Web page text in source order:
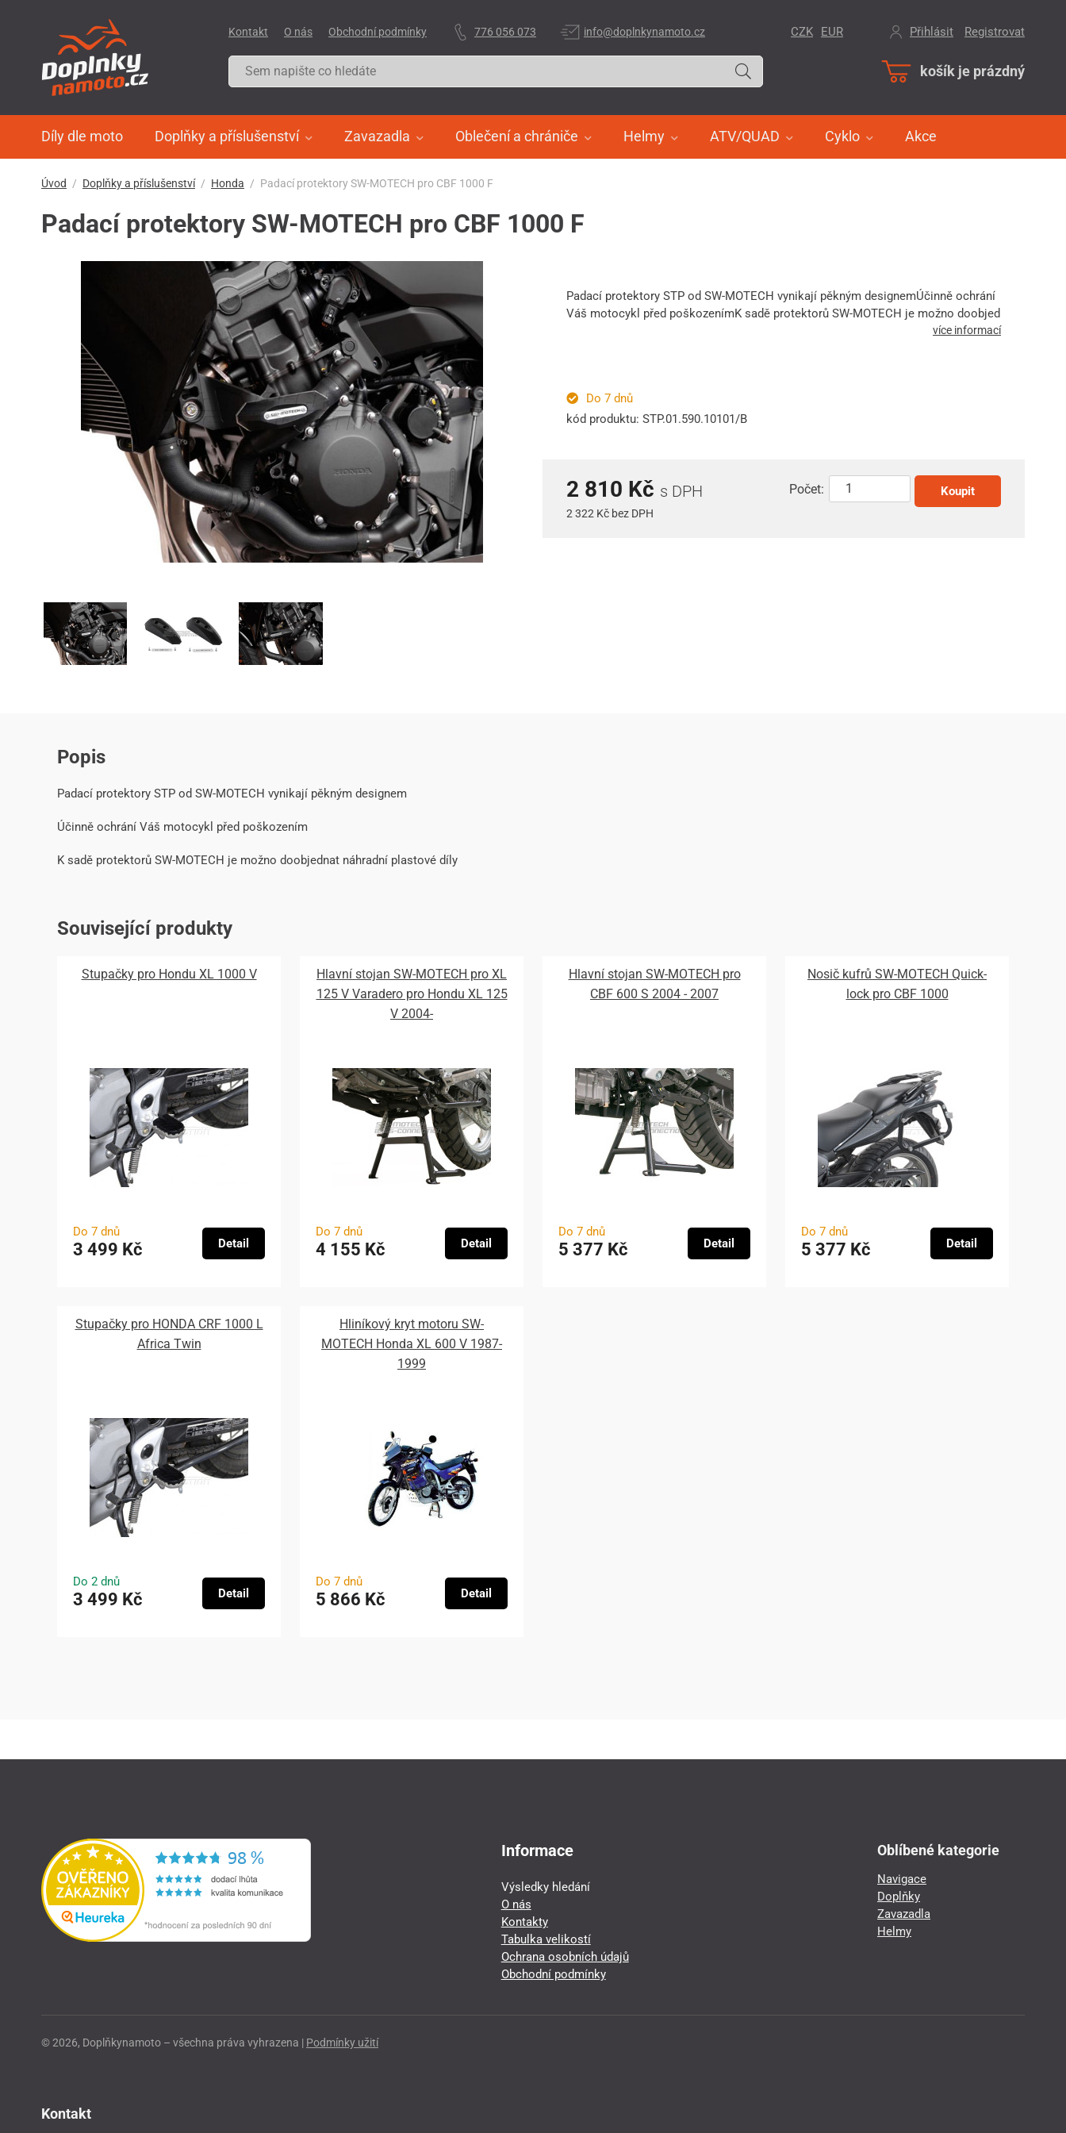
košík je prázdný
Díly dle moto Doplňky a příslušenství Zavazadla Oblečení a chrániče Helmy ATV/QUAD Cyklo Akce
CZK EUR Přihlásit Registrovat
Kontakt O nás Obchodní podmínky 776 056 073 info@doplnkynamoto.cz
Úvod Doplňky a příslušenství Honda Padací protektory SW-MOTECH pro CBF 1000 F
Padací protektory SW-MOTECH pro CBF 1000 F
Padací protektory STP od SW-MOTECH vynikají pěkným designemÚčinně ochrání
Váš motocykl před poškozenímK sadě protektorů SW-MOTECH je možno doobjed
více informací
Do 7 dnů
kód produktu: STP.01.590.10101/B
2 810 Kč s DPH
2 322 Kč bez DPH
Počet: Koupit
Popis
Padací protektory STP od SW-MOTECH vynikají pěkným designem
Účinně ochrání Váš motocykl před poškozením
K sadě protektorů SW-MOTECH je možno doobjednat náhradní plastové díly
Související produkty
Stupačky pro Hondu XL 1000 V
Do 7 dnů
3 499 Kč Detail
Hlavní stojan SW-MOTECH pro XL
125 V Varadero pro Hondu XL 125
V 2004-
Do 7 dnů
4 155 Kč Detail
Hlavní stojan SW-MOTECH pro
CBF 600 S 2004 - 2007
Do 7 dnů
5 377 Kč Detail
Nosič kufrů SW-MOTECH Quick-
lock pro CBF 1000
Do 7 dnů
5 377 Kč Detail
Stupačky pro HONDA CRF 1000 L
Africa Twin
Do 2 dnů
3 499 Kč Detail
Hliníkový kryt motoru SW-
MOTECH Honda XL 600 V 1987-
1999
Do 7 dnů
5 866 Kč Detail
Informace
Výsledky hledání
O nás
Kontakty
Tabulka velikostí
Ochrana osobních údajů
Obchodní podmínky
Oblíbené kategorie
Navigace
Doplňky
Zavazadla
Helmy
© 2026, Doplňkynamoto – všechna práva vyhrazena | Podmínky užití
Kontakt